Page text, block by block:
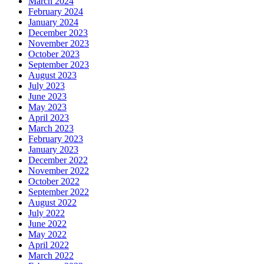
February 2024
January 2024
December 2023
November 2023
October 2023
September 2023
August 2023
July 2023
June 2023
May 2023
April 2023
March 2023
February 2023
January 2023
December 2022
November 2022
October 2022
September 2022
August 2022
July 2022
June 2022
May 2022
April 2022
March 2022